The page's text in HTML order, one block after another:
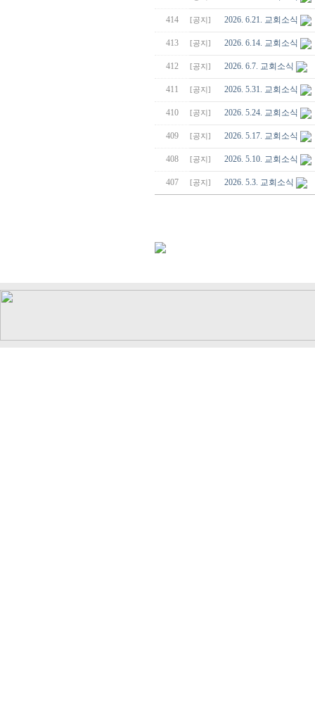
414 [공지] 2026. 6.21. 교회소식
413 [공지] 2026. 6.14. 교회소식
412 [공지] 2026. 6.7. 교회소식
411 [공지] 2026. 5.31. 교회소식
410 [공지] 2026. 5.24. 교회소식
409 [공지] 2026. 5.17. 교회소식
408 [공지] 2026. 5.10. 교회소식
407 [공지] 2026. 5.3. 교회소식